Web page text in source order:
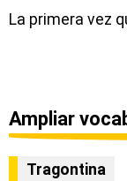
La primera vez
Ampliar
Tragontina